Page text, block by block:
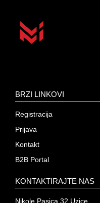
BRZI LINKOVI
Registracija
Prijava
Kontakt
B2B Portal
KONTAKTIRAJTE NAS
Nikole Pasica 32 Uzice